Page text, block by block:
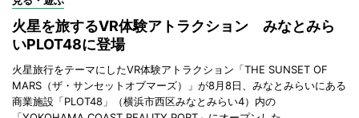
火星を旅するVR体験アトラクション みなとみら
いPLOT48に登場
火星旅行をテーマにしたVR体験アトラクション「THE SUNSET OF
MARS（ザ・サンセットオブマーズ）」が8月8日、みなとみらいにある
商業施設「PLOT48」（横浜市西区みなとみらい4）内の